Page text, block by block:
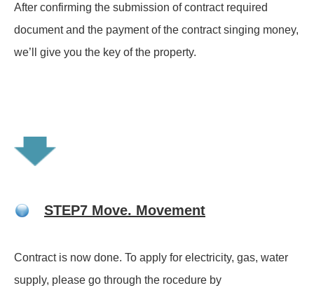
After confirming the submission of contract required
document and the payment ofthe contract singing money,
we’ll give you the key of the property.
STEP7 Move. Movement
Contract is now done. To apply for electricity, gas, water
supply, please go through the rocedure by